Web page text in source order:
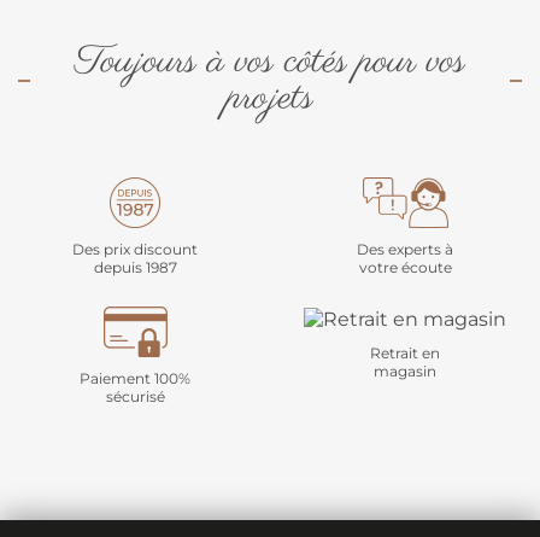
Toujours à vos côtés pour vos
projets
Des prix discount
depuis 1987
Des experts à
votre écoute
Paiement 100%
sécurisé
Retrait en
magasin